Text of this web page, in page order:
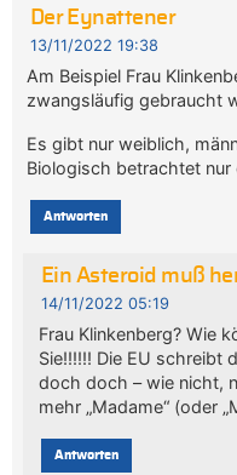
Der Eynattener
13/11/2022 19:38
Am Beispiel Frau
zwangsläufig gebraucht
Es gibt nur weiblich,
Biologisch betrachtet nur
Antworten
Ein Asteroid muß
14/11/2022 05:19
Frau Klinkenberg? Wie
Sie!!!!!! Die EU schreibt
doch doch – wie nicht,
mehr „Madame“ (oder
Antworten